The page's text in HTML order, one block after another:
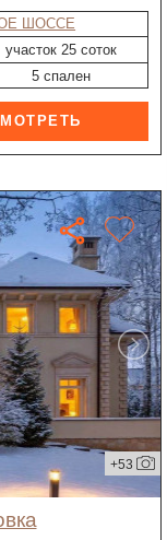
ШОССЕ
участок 25 соток
5 спален
+53